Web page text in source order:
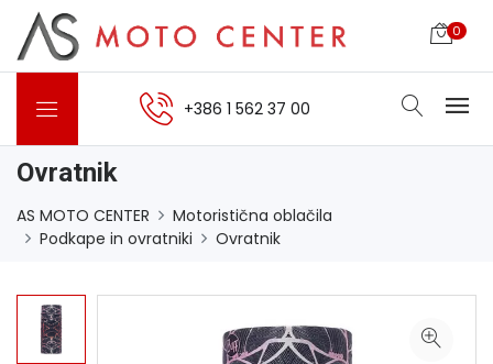
0
+386 1 562 37 00
Ovratnik
AS MOTO CENTER
Motoristična oblačila
Podkape in ovratniki
Ovratnik